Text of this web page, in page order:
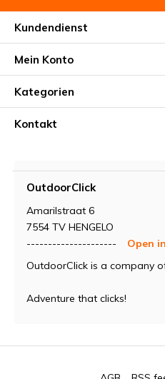
Kundendienst
Mein Konto
Kategorien
Kontakt
OutdoorClick
Amarilstraat 6
7554 TV HENGELO
---------------------
Open
OutdoorClick is a company
Adventure that clicks!